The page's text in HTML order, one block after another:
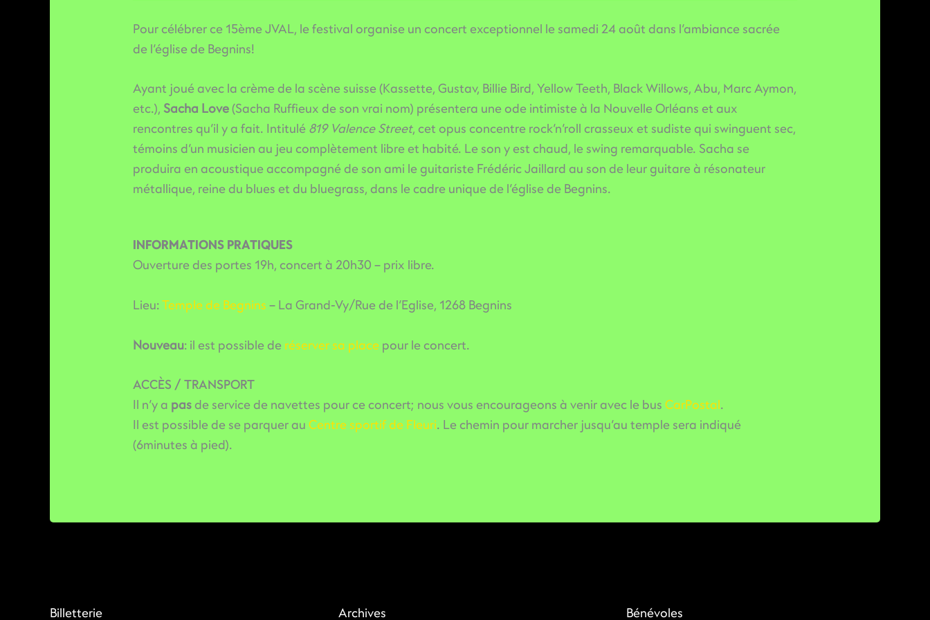
Pour célébrer ce 15ème JVAL, le festival organise un concert exceptionnel le samedi 24 août dans l’ambiance sacrée
de l’église de Begnins!
Ayant joué avec la crème de la scène suisse (Kassette, Gustav, Billie Bird, Yellow Teeth, Black Willows, Abu, Marc Aymon,
etc.),Sacha Love(Sacha Ruffieux de son vrai nom) présentera une ode intimiste à la Nouvelle Orléans et aux
rencontres qu’il y a fait. Intitulé 819 Valence Street, cet opus concentre rock’n’roll crasseux et sudiste qui swinguent sec,
témoins d’un musicien au jeu complètement libre et habité. Le son y est chaud, le swing remarquable. Sacha se
produira en acoustique accompagné de son ami le guitariste Frédéric Jaillard au son de leur guitare à résonateur
métallique, reine du blues et du bluegrass, dans le cadre unique de l’église de Begnins.
INFORMATIONS PRATIQUES
Ouverture des portes 19h, concert à 20h30 – prix libre.
Lieu:Temple de Begnins – La Grand-Vy/Rue de l’Eglise, 1268 Begnins
Nouveau: il est possible de réserver sa place pour le concert.
ACCÈS / TRANSPORT
Il n’y a pas de service de navettes pour ce concert; nous vous encourageons à venir avec le busCarPostal.
Il est possible de se parquer auCentre sportif de Fleuri. Le chemin pour marcher jusqu’au temple sera indiqué
(6minutes à pied).
Billetterie Archives Bénévoles